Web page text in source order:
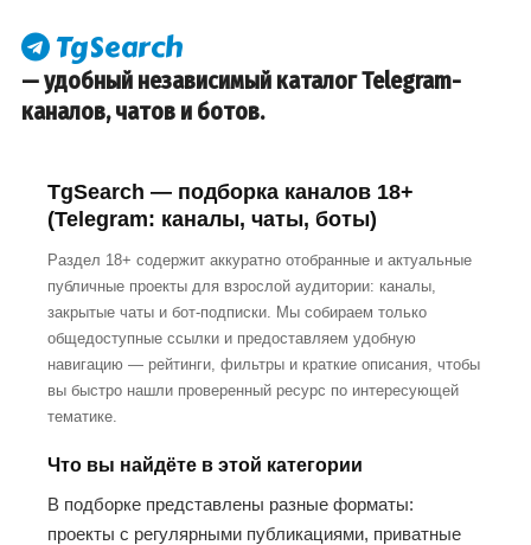
— удобный независимый каталог Telegram-
каналов, чатов и ботов.
TgSearch — подборка каналов 18+
(Telegram: каналы, чаты, боты)
Раздел 18+ содержит аккуратно отобранные и актуальные
публичные проекты для взрослой аудитории: каналы,
закрытые чаты и бот-подписки. Мы собираем только
общедоступные ссылки и предоставляем удобную
навигацию — рейтинги, фильтры и краткие описания, чтобы
вы быстро нашли проверенный ресурс по интересующей
тематике.
Что вы найдёте в этой категории
В подборке представлены разные форматы:
проекты с регулярными публикациями, приватные